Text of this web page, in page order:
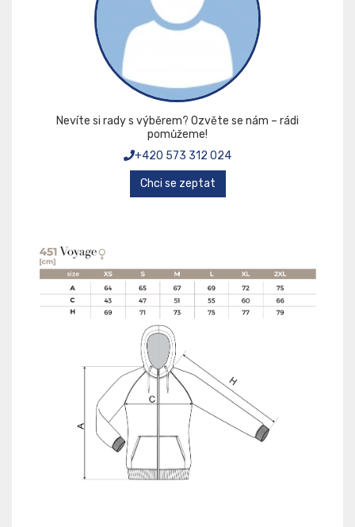
Nevíte si rady s výběrem? Ozvěte se nám – rádi
pomůžeme!
+420 573 312 024
Chci se zeptat